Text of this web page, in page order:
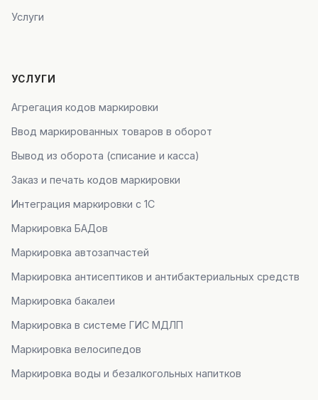
Услуги
УСЛУГИ
Агрегация кодов маркировки
Ввод маркированных товаров в оборот
Вывод из оборота (списание и касса)
Заказ и печать кодов маркировки
Интеграция маркировки с 1С
Маркировка БАДов
Маркировка автозапчастей
Маркировка антисептиков и антибактериальных средств
Маркировка бакалеи
Маркировка в системе ГИС МДЛП
Маркировка велосипедов
Маркировка воды и безалкогольных напитков